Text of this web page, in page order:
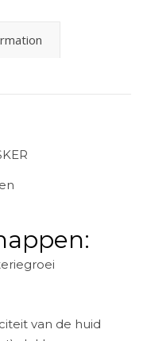
van de huid